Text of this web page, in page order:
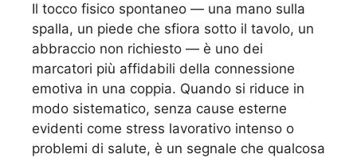
Il tocco fisico spontaneo — una mano sulla
spalla, un piede che sfiora sotto il tavolo, un
abbraccio non richiesto — è uno dei
marcatori più affidabili della connessione
emotiva in una coppia. Quando si riduce in
modo sistematico, senza cause esterne
evidenti come stress lavorativo intenso o
problemi di salute, è un segnale che qualcosa